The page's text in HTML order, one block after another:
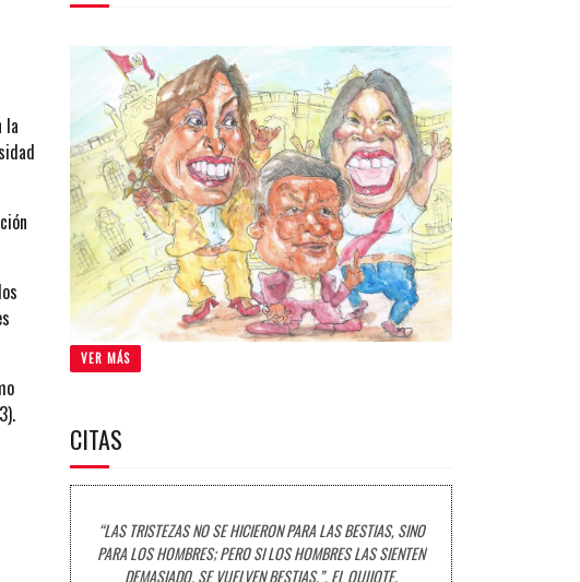
la
VER MÁS
CITAS
“LAS TRISTEZAS NO SE HICIERON PARA LAS BESTIAS, SINO
PARA LOS HOMBRES; PERO SI LOS HOMBRES LAS SIENTEN
DEMASIADO, SE VUELVEN BESTIAS.”, EL QUIJOTE.